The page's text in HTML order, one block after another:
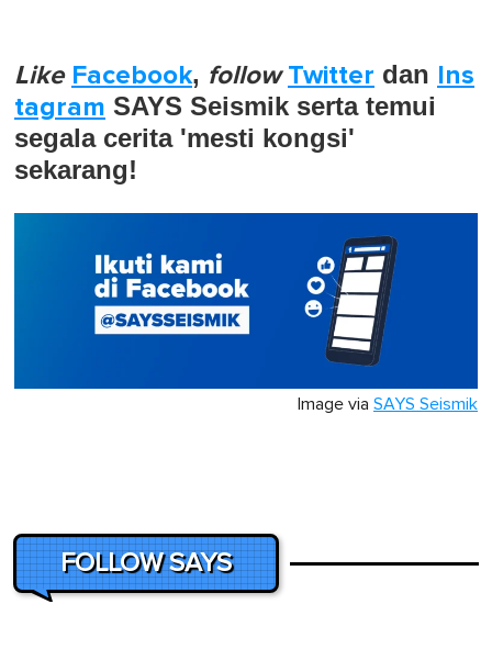
Like Facebook, follow Twitter dan Ins
tagram SAYS Seismik serta temui
segala cerita 'mesti kongsi'
sekarang!
Image via SAYS Seismik
FOLLOW SAYS